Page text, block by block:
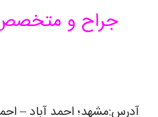
جراح و متخصص